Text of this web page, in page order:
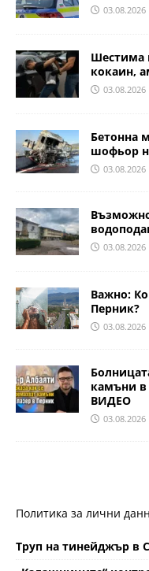
03.08.2026
Шестима
кокаин,
03.08.2026
Бетонна
шофьор
03.08.2026
03.08.2026
Важно:
Перник?
03.08.2026
камъни в
ВИДЕО
03.08.2026
Политика за лични
Труп на тинейджър в